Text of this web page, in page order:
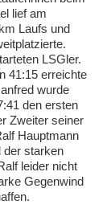
lief am
Laufs und
LSGler.
41:15 erreichte
wurde
den ersten
Zweiter seiner
Hauptmann
der starken
leider nicht
Gegenwind